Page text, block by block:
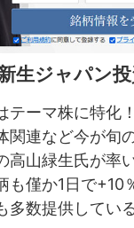
生ジャパン
テーマ株に特化
関連など今が旬
高山緑生氏が率
も僅か1日で+10
多数提供してい